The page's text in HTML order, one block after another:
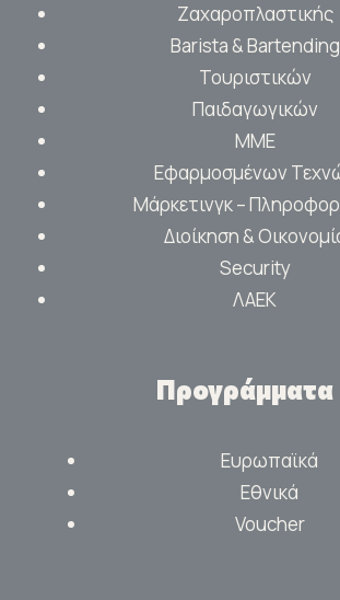
Ζαχαροπλαστικής
Barista & Bartending
Τουριστικών
Παιδαγωγικών
ΜΜΕ
Εφαρμοσμένων
Μάρκετινγκ –
Διοίκηση &
Security
ΛΑΕΚ
Προγράμματα
Ευρωπαϊκά
Εθνικά
Voucher